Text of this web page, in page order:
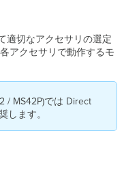
適切なアクセサリの選定
アクセサリで動作するモ
/ MS42P)では Direct
します。